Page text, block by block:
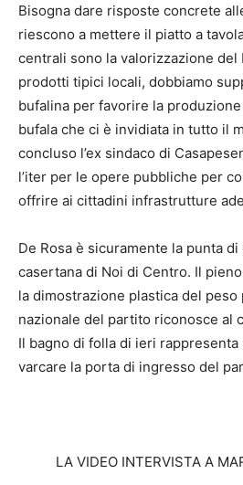
Bisogna dare risposte concrete
riescono a mettere il piatto a
centrali sono la valorizzazione
prodotti tipici locali, dobbiamo
bufalina per favorire la
bufala che ci è invidiata in tutto il
concluso l’ex sindaco di
l’iter per le opere pubbliche per
offrire ai cittadini infrastrutture
De Rosa è sicuramente la punta
casertana di Noi di Centro. Il
la dimostrazione plastica del
nazionale del partito riconosce al
Il bagno di folla di ieri
varcare la porta di ingresso del
LA VIDEO INTERVISTA A